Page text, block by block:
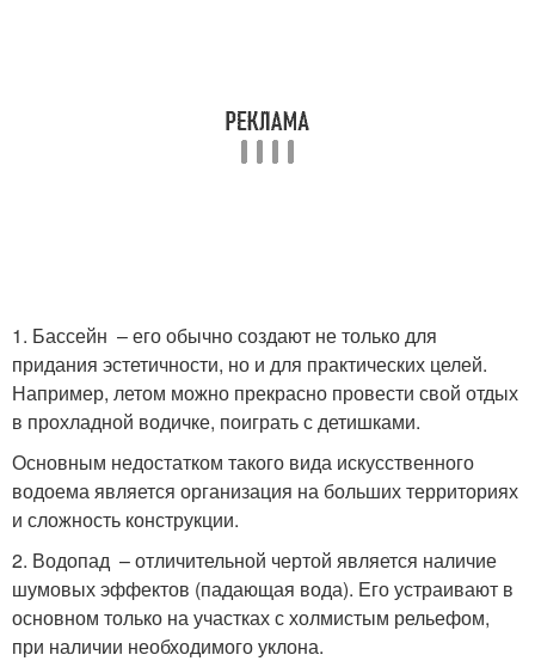
1. Бассейн – его обычно создают не только для
придания эстетичности, но и для практических целей.
Например, летом можно прекрасно провести свой отдых
в прохладной водичке, поиграть с детишками.
Основным недостатком такого вида искусственного
водоема является организация на больших территориях
и сложность конструкции.
2. Водопад – отличительной чертой является наличие
шумовых эффектов (падающая вода). Его устраивают в
основном только на участках с холмистым рельефом,
при наличии необходимого уклона.